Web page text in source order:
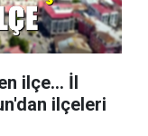
ilçe... İl
ilçeleri